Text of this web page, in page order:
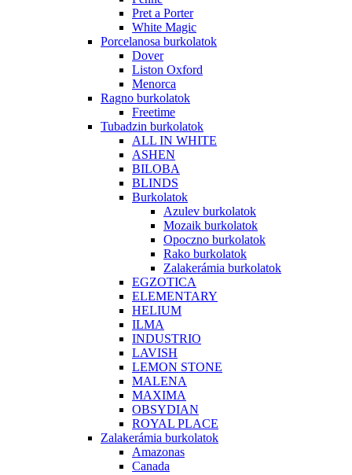
Pret a Porter
White Magic
Porcelanosa burkolatok
Dover
Liston Oxford
Menorca
Ragno burkolatok
Freetime
Tubadzin burkolatok
ALL IN WHITE
ASHEN
BILOBA
BLINDS
Burkolatok
Azulev burkolatok
Mozaik burkolatok
Opoczno burkolatok
Rako burkolatok
Zalakerámia burkolatok
EGZOTICA
ELEMENTARY
HELIUM
ILMA
INDUSTRIO
LAVISH
LEMON STONE
MALENA
MAXIMA
OBSYDIAN
ROYAL PLACE
Zalakerámia burkolatok
Amazonas
Canada